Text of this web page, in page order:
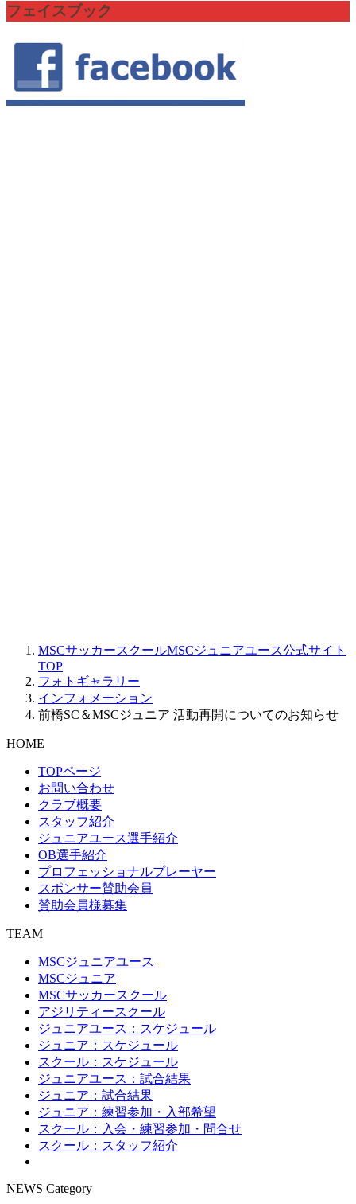
フェイスブック
MSCサッカースクールMSCジュニアユース公式サイト
TOP
フォトギャラリー
インフォメーション
前橋SC＆MSCジュニア 活動再開についてのお知らせ
HOME
TOPページ
お問い合わせ
クラブ概要
スタッフ紹介
ジュニアユース選手紹介
OB選手紹介
プロフェッショナルプレーヤー
スポンサー賛助会員
賛助会員様募集
TEAM
MSCジュニアユース
MSCジュニア
MSCサッカースクール
アジリティースクール
ジュニアユース：スケジュール
ジュニア：スケジュール
スクール：スケジュール
ジュニアユース：試合結果
ジュニア：試合結果
ジュニア：練習参加・入部希望
スクール：入会・練習参加・問合せ
スクール：スタッフ紹介
NEWS Category